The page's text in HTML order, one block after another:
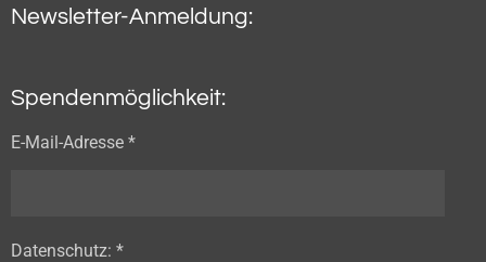
Newsletter-Anmeldung:
Spendenmöglichkeit:
E-Mail-Adresse *
Datenschutz: *